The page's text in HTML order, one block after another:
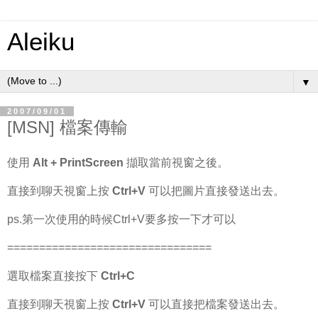
Aleiku
▼
2007/09/01
[MSN] 檔案傳輸
使用 Alt + PrintScreen 擷取當前視窗之後。
直接到聊天視窗上按 Ctrl+V 可以把圖片直接發送出去。
ps.第一次使用的時候Ctrl+V要多按一下才可以
================================
選取檔案直接按下 Ctrl+C
直接到聊天視窗上按 Ctrl+V 可以直接把檔案發送出去。